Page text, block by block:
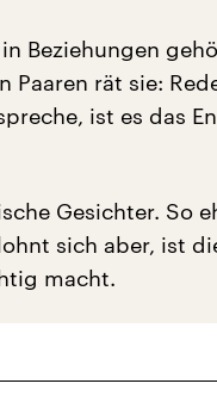
Beziehungen
Paaren rät sie:
ist es das
Gesichter. So
sich aber, ist
macht.